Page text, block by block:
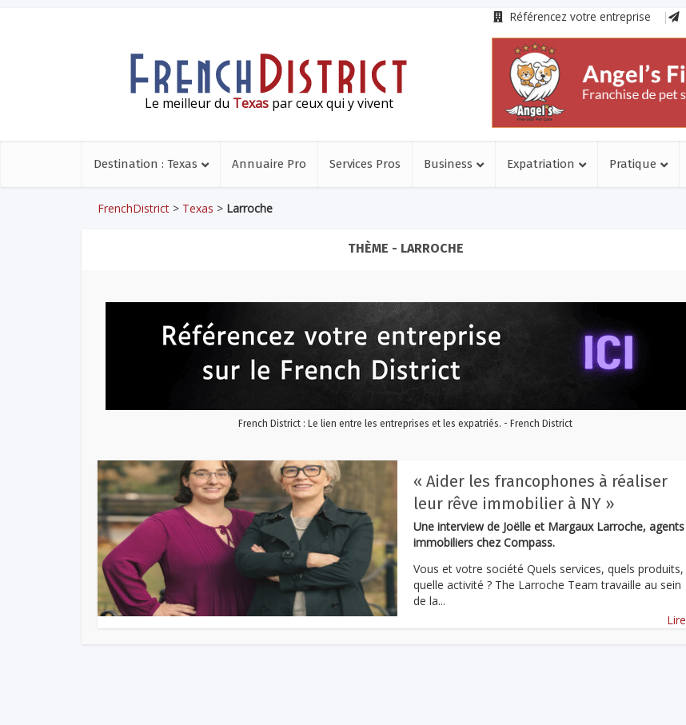
Référencez votre entreprise
Le meilleur du Texaspar ceux qui y vivent
Destination : Texas Annuaire Pro Services Pros Business Expatriation Pratique
FrenchDistrict > Texas > Larroche
THÈME - LARROCHE
French District : Le lien entre les entreprises et les expatriés. - French District
« Aider les francophones à réaliser
leur rêve immobilier à NY »
Une interview de Joëlle et Margaux Larroche, agents
immobiliers chez Compass.
Vous et votre société Quels services, quels produits,
quelle activité ? The Larroche Team travaille au sein
de la...
Lire